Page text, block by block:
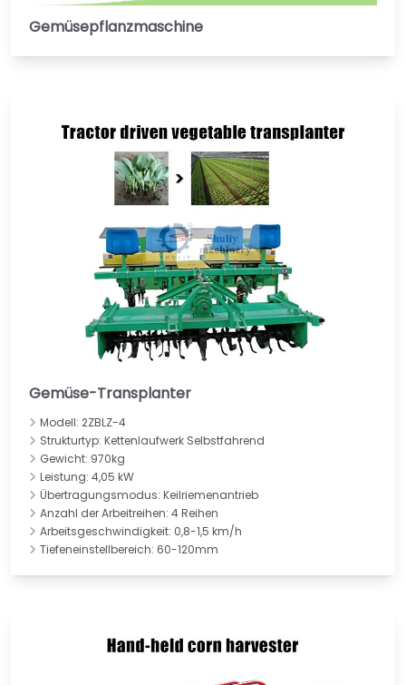
Gemüsepflanzmaschine
Gemüse-Transplanter
Modell: 2ZBLZ-4
Strukturtyp: Kettenlaufwerk Selbstfahrend
Gewicht: 970kg
Leistung: 4,05 kW
Übertragungsmodus: Keilriemenantrieb
Anzahl der Arbeitreihen: 4 Reihen
Arbeitsgeschwindigkeit: 0,8-1,5 km/h
Tiefeneinstellbereich: 60-120mm